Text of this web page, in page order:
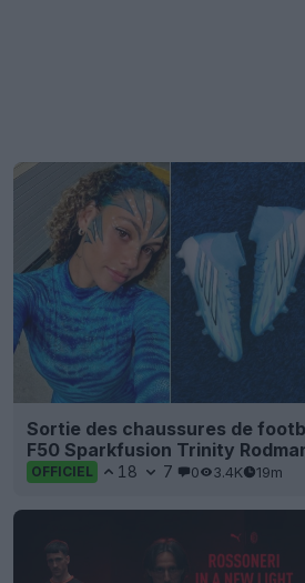
Sortie des chaussures de
F50 Sparkfusion Trinity
OFFICIEL 18 7 0 3.4K 19m